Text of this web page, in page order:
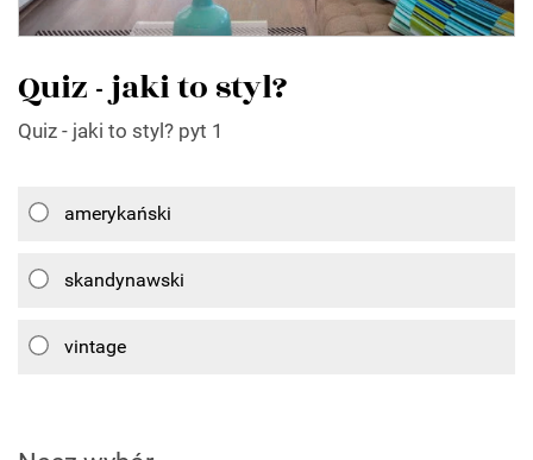
Quiz - jaki to styl?
Quiz - jaki to styl? pyt 1
amerykański
skandynawski
vintage